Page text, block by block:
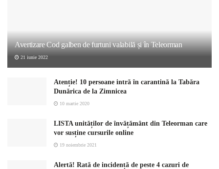
Avertizare Cod galben de furtuni valabilă și în Teleorman
21 iunie 2022
Atenție! 10 persoane intră în carantină la Tabăra
Dunărica de la Zimnicea
10 martie 2020
LISTA unităților de învățământ din Teleorman care
vor susține cursurile online
19 noiembrie 2021
Alertă! Rată de incidență de peste 4 cazuri de